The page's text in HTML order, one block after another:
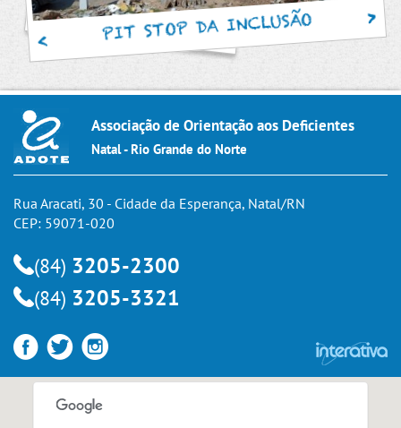
PIT STOP DA INCLUSÃO
Associação de Orientação aos Deficientes
Natal - Rio Grande do Norte
Rua Aracati, 30 - Cidade da Esperança, Natal/RN
CEP: 59071-020
(84) 3205-2300
(84) 3205-3321